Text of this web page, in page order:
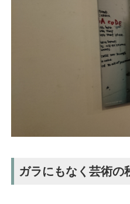
ガラにもなく芸術の